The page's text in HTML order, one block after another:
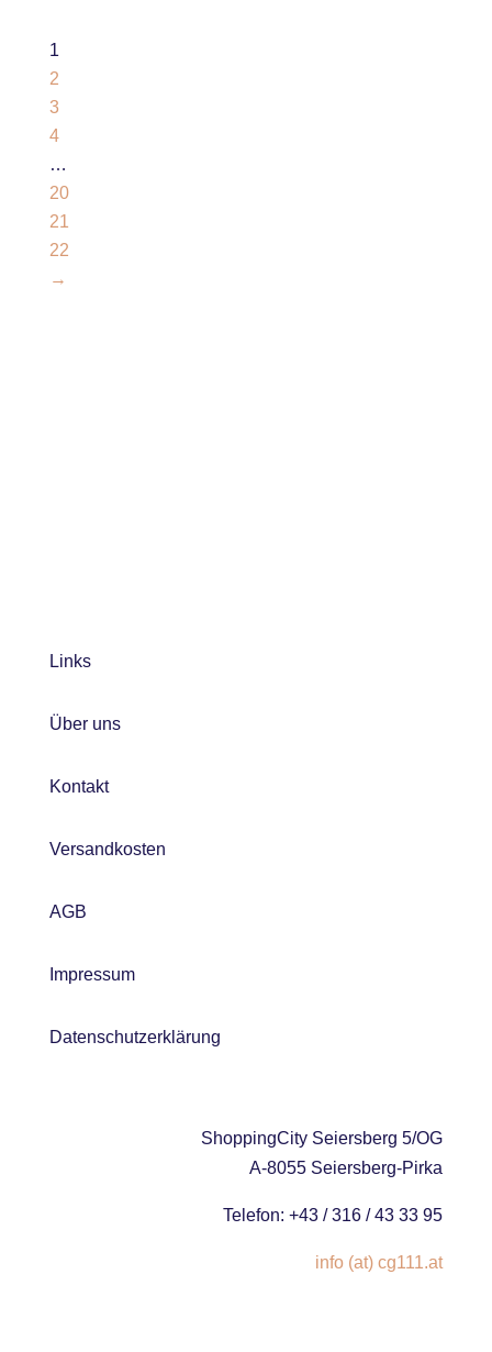
1
2
3
4
…
20
21
22
→
Links
Über uns
Kontakt
Versandkosten
AGB
Impressum
Datenschutzerklärung
ShoppingCity Seiersberg 5/OG
A-8055 Seiersberg-Pirka
Telefon: +43 / 316 / 43 33 95
info (at) cg111.at